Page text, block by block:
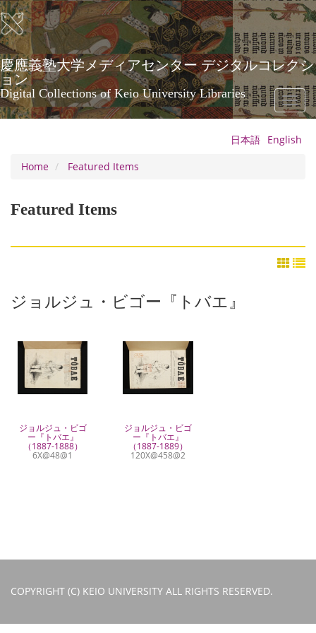
Skip
to
main
content
慶應義塾大学メディアセンター デジタルコレクシ
ョン
Digital Collections of Keio University Libraries
Toggle
日本語 English
Home
Featured Items
Featured Items
ジョルジュ・ビゴー『トバエ』
ジョルジュ・ビゴ
ー『トバエ』
（1887-1888）
6X@48@1
ジョルジュ・ビゴ
ー『トバエ』
（1887-1889）
120X@458@2
COPYRIGHT (C) KEIO UNIVERSITY ALL RIGHTS RESERVED.